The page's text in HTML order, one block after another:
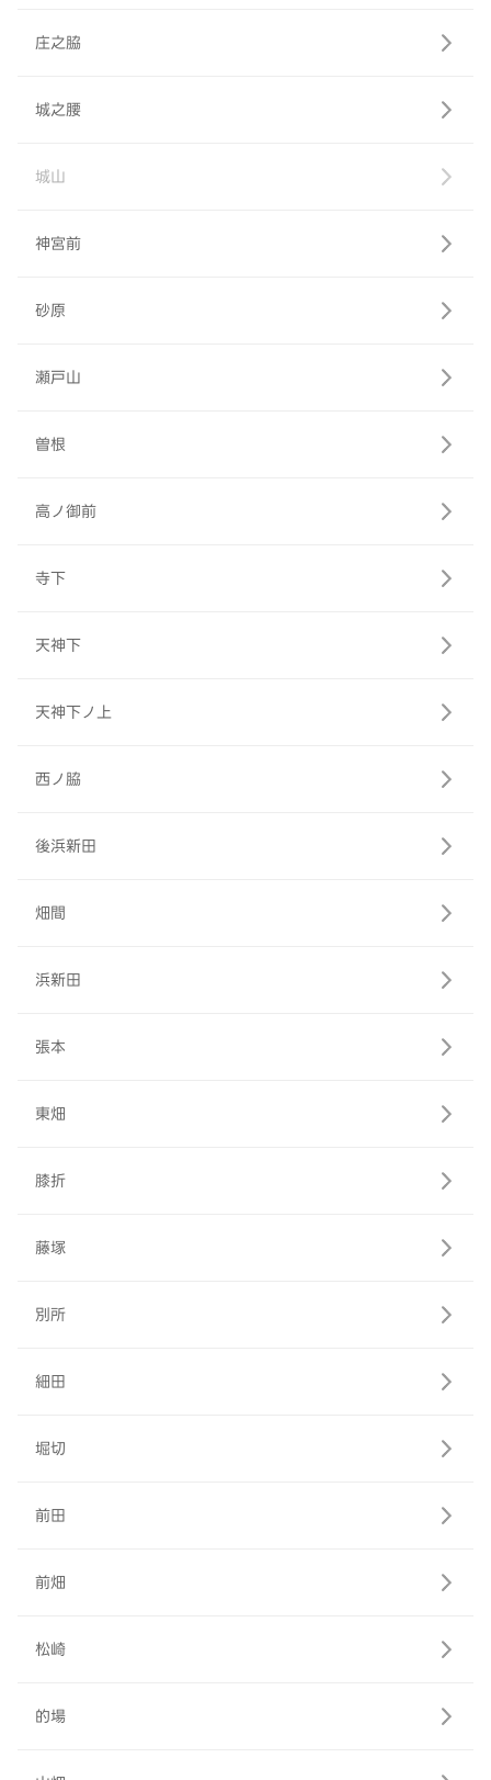
庄之脇
城之腰
城山
神宮前
砂原
瀬戸山
曽根
高ノ御前
寺下
天神下
天神下ノ上
西ノ脇
後浜新田
畑間
浜新田
張本
東畑
膝折
藤塚
別所
細田
堀切
前田
前畑
松崎
的場